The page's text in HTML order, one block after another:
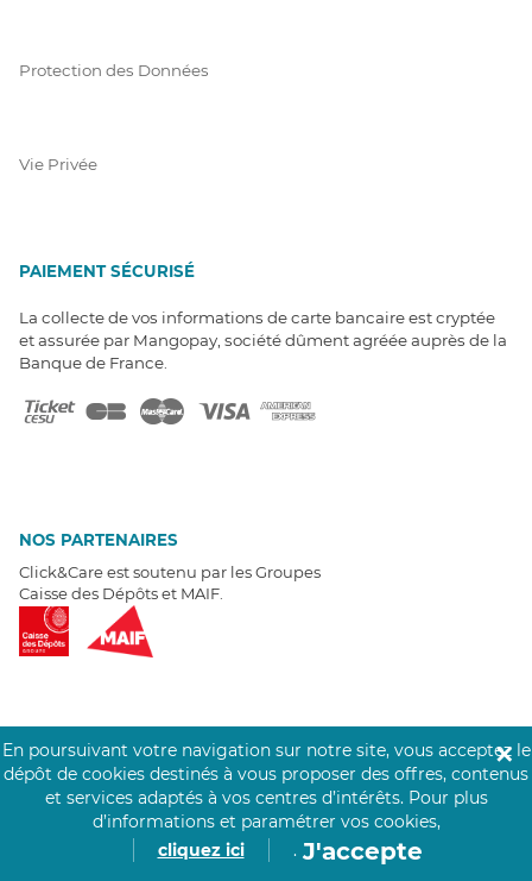
Protection des Données
Vie Privée
PAIEMENT SÉCURISÉ
La collecte de vos informations de carte bancaire est cryptée
et assurée par Mangopay, société dûment agréée auprès de la
Banque de France.
NOS PARTENAIRES
Click&Care est soutenu par les Groupes
Caisse des Dépôts et MAIF.
Un besoin de recrutement ? Click&Care vous accompagne par
téléphone 7/7.
Être rappelé aujourd'hui
En poursuivant votre navigation sur notre site, vous acceptez le
dépôt de cookies destinés à vous proposer des offres, contenus
et services adaptés à vos centres d’intérêts. Pour plus
d’informations et paramétrer vos cookies,
cliquez ici
. J'accepte
✕